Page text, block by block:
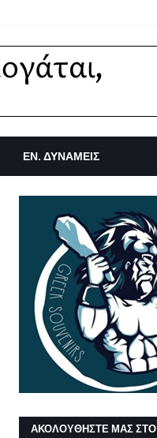
ΕΝ. ΔΥΝΑΜΕΙΣ
ΑΚΟΛΟΥΘΗΣΤΕ ΜΑΣ ΣΤΟ